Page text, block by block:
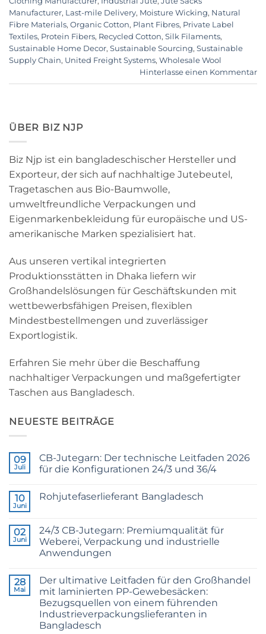
Manufacturer, Last-mile Delivery, Moisture Wicking, Natural
Fibre Materials, Organic Cotton, Plant Fibres, Private Label
Textiles, Protein Fibers, Recycled Cotton, Silk Filaments,
Sustainable Home Decor, Sustainable Sourcing, Sustainable
Supply Chain, United Freight Systems, Wholesale Wool
Hinterlasse einen Kommentar
ÜBER BIZ NJP
Biz Njp ist ein bangladeschischer Hersteller und
Exporteur, der sich auf nachhaltige Jutebeutel,
Tragetaschen aus Bio-Baumwolle,
umweltfreundliche Verpackungen und
Eigenmarkenbekleidung für europäische und US-
amerikanische Marken spezialisiert hat.
Aus unseren vertikal integrierten
Produktionsstätten in Dhaka liefern wir
Großhandelslösungen für Geschäftskunden mit
wettbewerbsfähigen Preisen, flexiblen
Mindestbestellmengen und zuverlässiger
Exportlogistik.
Erfahren Sie mehr über die Beschaffung
nachhaltiger Verpackungen und maßgefertigter
Taschen aus Bangladesch.
NEUESTE BEITRÄGE
09
Juli
CB-Jutegarn: Der technische Leitfaden 2026
für die Konfigurationen 24/3 und 36/4
zu
Yarn:
The
Technical
2026
Guide
and
36/4
Configurations
10
Juni
Rohjutefaserlieferant Bangladesch
Raw
Jute
Fibre
Supplier
02
Juni
24/3 CB-Jutegarn: Premiumqualität für
Weberei, Verpackung und industrielle
Anwendungen
zu
24/3
CB
Grade
Jute
Yarn:
Premium
28
Mai
Der ultimative Leitfaden für den Großhandel
mit laminierten PP-Gewebesäcken:
Bezugsquellen von einem führenden
Industrieverpackungslieferanten in
Bangladesch